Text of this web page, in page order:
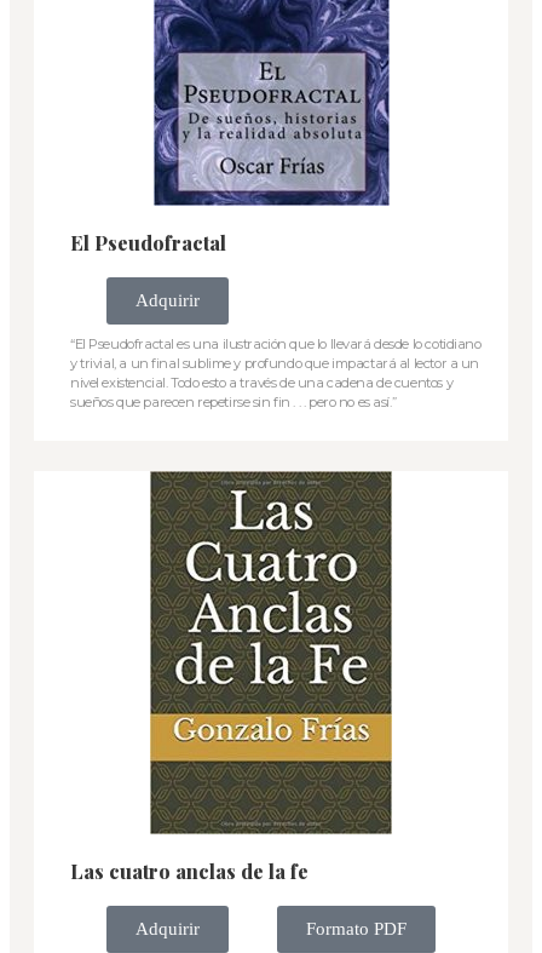
El Pseudofractal
Adquirir
“El Pseudofractal es una ilustración que lo llevará desde lo cotidiano
y trivial, a un final sublime y profundo que impactará al lector a un
nivel existencial. Todo esto a través de una cadena de cuentos y
sueños que parecen repetirse sin fin . . . pero no es así.”
Las cuatro anclas de la fe
Adquirir Formato PDF